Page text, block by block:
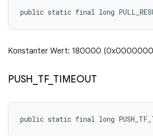
public static final long
Konstanter Wert: 180000
PUSH TF_ TIMEOUT
public static final long